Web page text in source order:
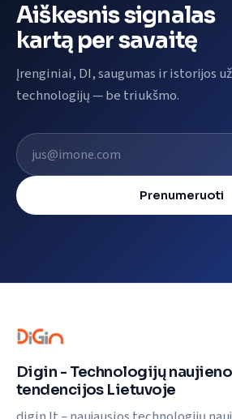
Aiškesnis signalas
kartą per savaitę
Įrenginiai, DI, saugumas ir istorijos už
technologijų — be triukšmo.
El. pašto adresas
Prenumeruoti
Digin - Technologijų
tendencijos Lietuvoje